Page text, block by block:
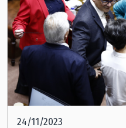
24/11/2023